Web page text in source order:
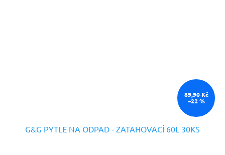
89,90 Kč
–22 %
G&G PYTLE NA ODPAD - ZATAHOVACÍ 60L 30KS